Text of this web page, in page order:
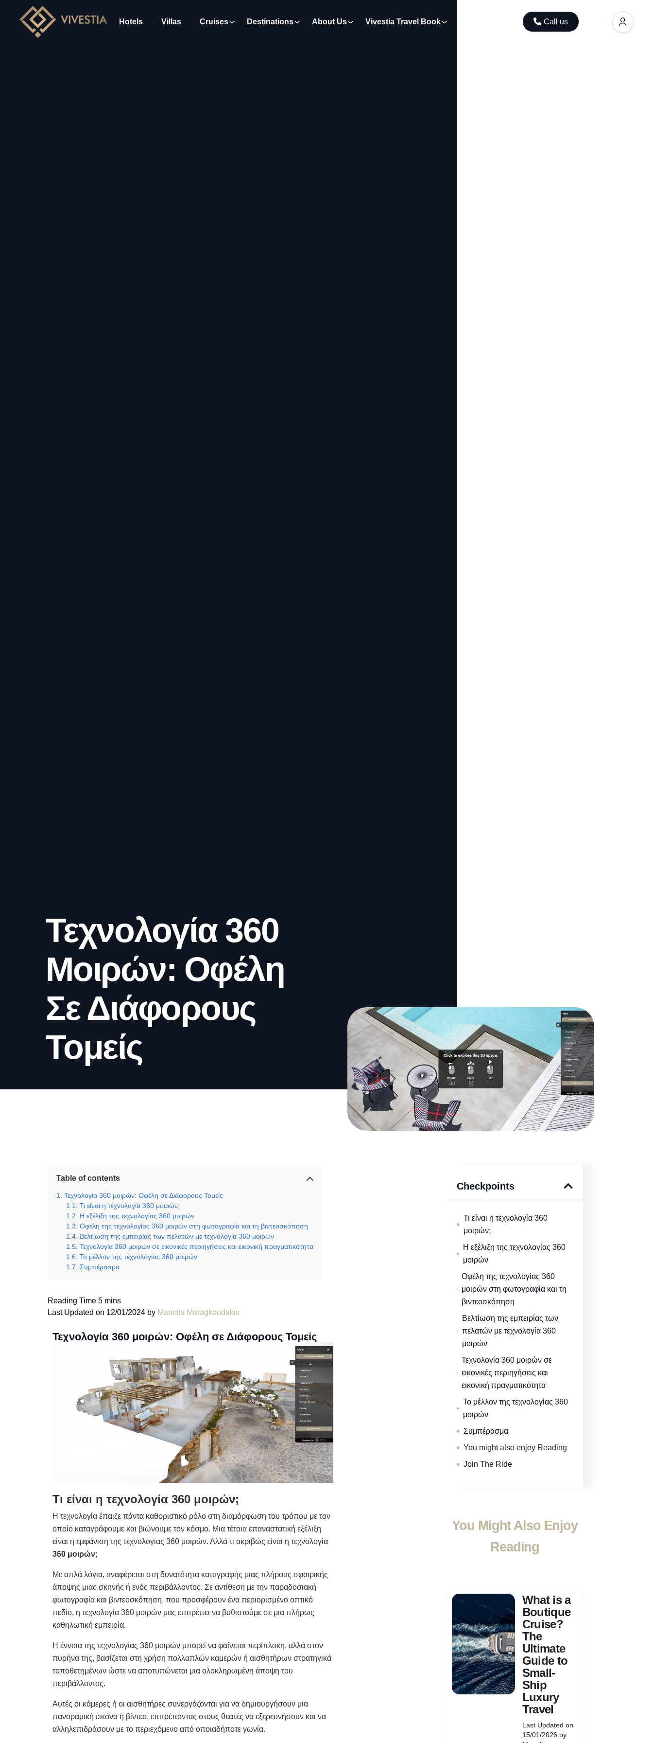
Hotels Villas Cruises Destinations About Us Vivestia Travel Book Call us
Τεχνολογία 360
Μοιρών: Οφέλη
Σε Διάφορους
Τομείς
Table of contents
Τεχνολογία 360 μοιρών: Οφέλη σε Διάφορους Τομείς
Τι είναι η τεχνολογία 360 μοιρών;
Η εξέλιξη της τεχνολογίας 360 μοιρών
Οφέλη της τεχνολογίας 360 μοιρών στη φωτογραφία και τη βιντεοσκόπηση
Βελτίωση της εμπειρίας των πελατών με τεχνολογία 360 μοιρών
Τεχνολογία 360 μοιρών σε εικονικές περιηγήσεις και εικονική πραγματικότητα
Το μέλλον της τεχνολογίας 360 μοιρών
Συμπέρασμα
Last Updated on 12/01/2024 by Manolis Maragkoudakis
Τεχνολογία 360 μοιρών: Οφέλη σε Διάφορους Τομείς
Τι είναι η τεχνολογία 360 μοιρών;
Η τεχνολογία έπαιζε πάντα καθοριστικό ρόλο στη διαμόρφωση του τρόπου με τον
οποίο καταγράφουμε και βιώνουμε τον κόσμο. Μια τέτοια επαναστατική εξέλιξη
είναι η εμφάνιση της τεχνολογίας 360 μοιρών. Αλλά τι ακριβώς είναι η τεχνολογία
360 μοιρών;
Με απλά λόγια, αναφέρεται στη δυνατότητα καταγραφής μιας πλήρους σφαιρικής
άποψης μιας σκηνής ή ενός περιβάλλοντος. Σε αντίθεση με την παραδοσιακή
φωτογραφία και βιντεοσκόπηση, που προσφέρουν ένα περιορισμένο οπτικό
πεδίο, η τεχνολογία 360 μοιρών μας επιτρέπει να βυθιστούμε σε μια πλήρως
καθηλωτική εμπειρία.
Η έννοια της τεχνολογίας 360 μοιρών μπορεί να φαίνεται περίπλοκη, αλλά στον
πυρήνα της, βασίζεται στη χρήση πολλαπλών καμερών ή αισθητήρων στρατηγικά
τοποθετημένων ώστε να αποτυπώνεται μια ολοκληρωμένη άποψη του
περιβάλλοντος.
Αυτές οι κάμερες ή οι αισθητήρες συνεργάζονται για να δημιουργήσουν μια
πανοραμική εικόνα ή βίντεο, επιτρέποντας στους θεατές να εξερευνήσουν και να
αλληλεπιδράσουν με το περιεχόμενο από οποιαδήποτε γωνία.
Checkpoints
Τι είναι η τεχνολογία 360
μοιρών;
Η εξέλιξη της τεχνολογίας 360
μοιρών
Οφέλη της τεχνολογίας 360
μοιρών στη φωτογραφία και τη
βιντεοσκόπηση
Βελτίωση της εμπειρίας των
πελατών με τεχνολογία 360
μοιρών
Τεχνολογία 360 μοιρών σε
εικονικές περιηγήσεις και
εικονική πραγματικότητα
Το μέλλον της τεχνολογίας 360
μοιρών
Συμπέρασμα
You might also enjoy Reading
Join The Ride
You Might Also Enjoy
Reading
What is a
Boutique
Cruise?
The
Ultimate
Guide to
Small-
Ship
Luxury
Travel
Last Updated on
15/01/2026 by